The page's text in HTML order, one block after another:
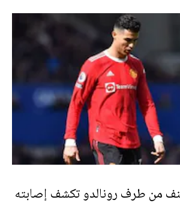
من طرف رونالدو تكشف إصابته